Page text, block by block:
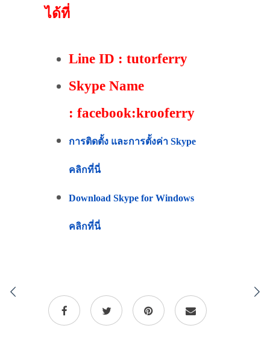
ได้ที่
Line ID : tutorferry
Skype Name
: facebook:krooferry
การติดตั้ง และการตั้งค่า Skype
คลิกที่นี่
Download Skype for Windows
คลิกที่นี่